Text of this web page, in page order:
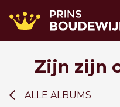
Zijn zijn
ALLE ALBUMS